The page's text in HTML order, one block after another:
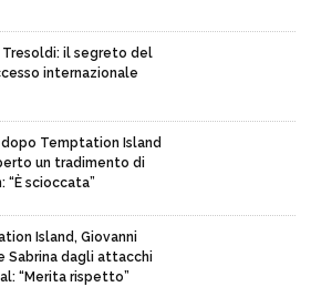
Tresoldi: il segreto del
internazionale
dopo Temptation Island
un tradimento di
“È scioccata”
Island, Giovanni
Sabrina dagli attacchi
“Merita rispetto”